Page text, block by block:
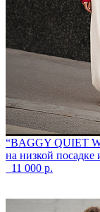
“BAGGY QUIET
на низкой посадке
11 000 р.